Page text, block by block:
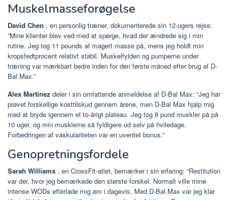
Muskelmasseforøgelse
David Chen , en personlig træner, dokumenterede sin 12-ugers rejse:
“Mine klienter blev ved med at spørge, hvad der ændrede sig i min
rutine. Jeg tog 11 pounds af magert masse på, mens jeg holdt min
kropsfedtprocent relativt stabil. Muskelfylden og pumperne under
træning var mærkbart bedre inden for den første måned efter brug af D-
Bal Max.”
Alex Martinez deler i sin omfattende anmeldelse af D-Bal Max: “Jeg har
prøvet forskellige kosttilskud gennem årene, men D-Bal Max hjalp mig
med at bryde igennem et to-årigt plateau. Jeg tog 8 pund muskler på på
10 uger, og min musklerne så fyldigere ud selv på hviledage.
Forbedringen af ​​vaskulariteten var en uventet bonus.”
Genopretningsfordele
Sarah Williams , en CrossFit-atlet, bemærker i sin erfaring: “Restitution
var der, hvor jeg bemærkede den største forskel. Normalt ville mine
intense WODs efterlade mig øm i dagevis. Med D-Bal Max var jeg klar